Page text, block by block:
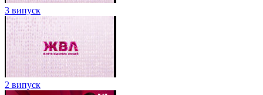
3 випуск
2 випуск